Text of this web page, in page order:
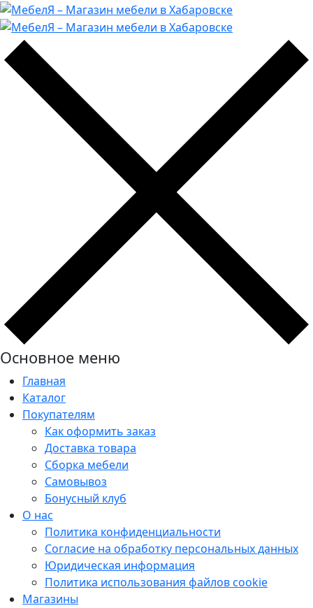
Основное меню
Главная
Каталог
Покупателям
Как оформить заказ
Доставка товара
Сборка мебели
Самовывоз
Бонусный клуб
О нас
Политика конфиденциальности
Согласие на обработку персональных данных
Юридическая информация
Политика использования файлов cookie
Магазины